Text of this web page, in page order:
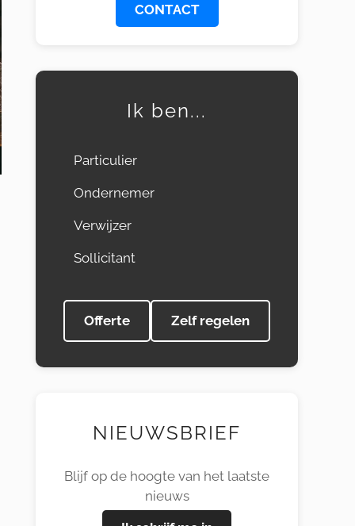
CONTACT
Ik ben...
Particulier
Ondernemer
Verwijzer
Sollicitant
Offerte Zelf regelen
NIEUWSBRIEF
Blijf op de hoogte van het laatste
nieuws